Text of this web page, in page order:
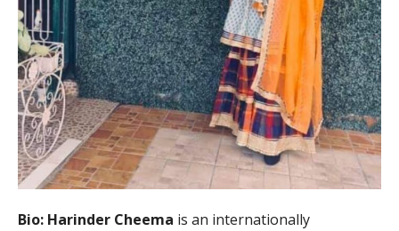
Bio: Harinder Cheema is an internationally